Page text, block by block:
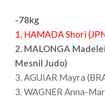
-78kg
1. HAMADA Shori
2. MALONGA
Mesnil Judo)
3. AGUIAR Mayra
3. WAGNER Anna-